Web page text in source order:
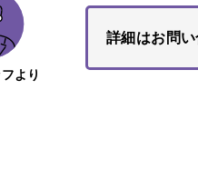
より
詳細はお問い